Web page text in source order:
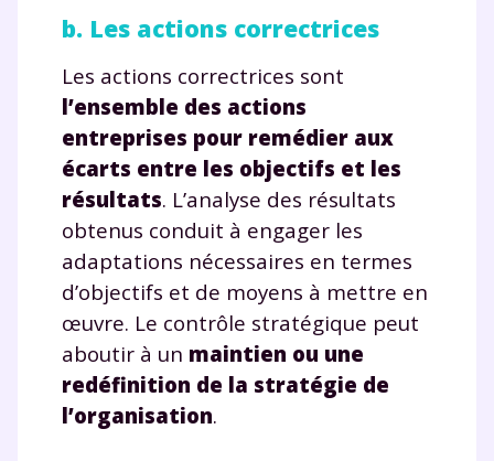
b. Les actions correctrices
Les actions correctrices sont
l’ensemble des actions
entreprises pour remédier aux
écarts entre les objectifs et les
résultats. L’analyse des résultats
obtenus conduit à engager les
adaptations nécessaires en termes
d’objectifs et de moyens à mettre en
œuvre. Le contrôle stratégique peut
aboutir à un maintien ou une
redéfinition de la stratégie de
l’organisation.